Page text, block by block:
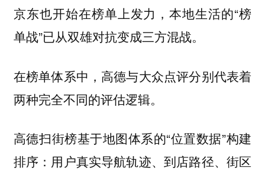
京东也开始在榜单上发力，本地生活的“榜
单战”已从双雄对抗变成三方混战。
在榜单体系中，高德与大众点评分别代表着
两种完全不同的评估逻辑。
高德扫街榜基于地图体系的“位置数据”构建
排序：用户真实导航轨迹、到店路径、街区